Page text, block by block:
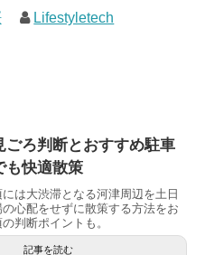
Lifestyletech
ごろ判断とおすすめ駐車
も快適散策
は大渋滞となる河津周辺を土日
心配をせずに散策する方法をお
判断ポイントも。
記事を読む